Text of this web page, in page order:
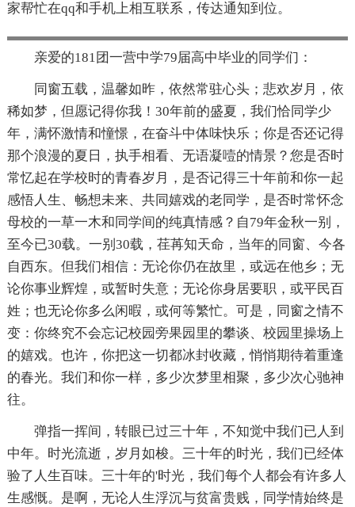
家帮忙在qq和手机上相互联系，传达通知到位。
亲爱的181团一营中学79届高中毕业的同学们：
同窗五载，温馨如昨，依然常驻心头；悲欢岁月，依
稀如梦，但愿记得你我！30年前的盛夏，我们恰同学少
年，满怀激情和憧憬，在奋斗中体味快乐；你是否还记得
那个浪漫的夏日，执手相看、无语凝噎的情景？您是否时
常忆起在学校时的青春岁月，是否记得三十年前和你一起
感悟人生、畅想未来、共同嬉戏的老同学，是否时常怀念
母校的一草一木和同学间的纯真情感？自79年金秋一别，
至今已30载。一别30载，荏苒知天命，当年的同窗、今各
自西东。但我们相信：无论你仍在故里，或远在他乡；无
论你事业辉煌，或暂时失意；无论你身居要职，或平民百
姓；也无论你多么闲暇，或何等繁忙。可是，同窗之情不
变：你终究不会忘记校园旁果园里的攀谈、校园里操场上
的嬉戏。也许，你把这一切都冰封收藏，悄悄期待着重逢
的春光。我们和你一样，多少次梦里相聚，多少次心驰神
往。
弹指一挥间，转眼已过三十年，不知觉中我们已人到
中年。时光流逝，岁月如梭。三十年的时光，我们已经体
验了人生百味。三十年的'时光，我们每个人都会有许多人
生感慨。是啊，无论人生浮沉与贫富贵贱，同学情始终是